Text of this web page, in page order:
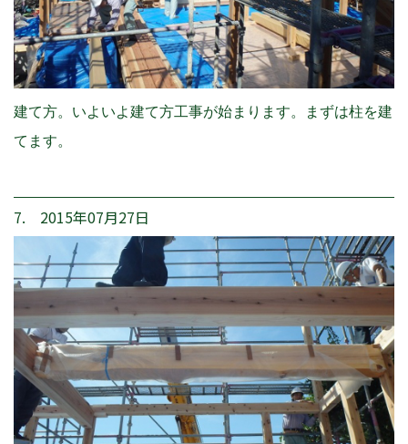
建て方。いよいよ建て方工事が始まります。まずは柱を建
てます。
7. 2015年07月27日